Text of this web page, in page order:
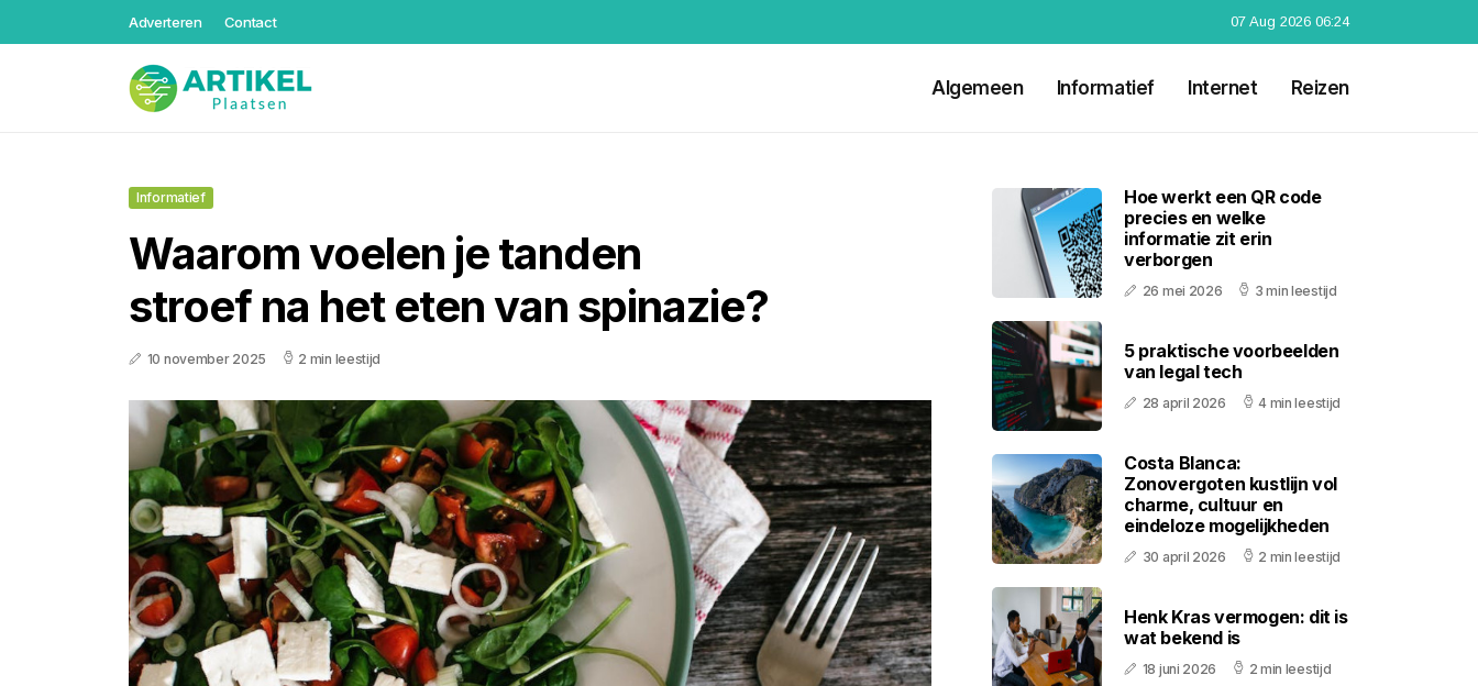
Adverteren Contact 07 Aug 2026 06:24
Algemeen Informatief Internet Reizen
Informatief
Waarom voelen je tanden
stroef na het eten van spinazie?
10 november 2025 2 min leestijd
Hoe werkt een QR code
precies en welke
informatie zit erin
verborgen
26 mei 2026 3 min leestijd
5 praktische voorbeelden
van legal tech
28 april 2026 4 min leestijd
Costa Blanca:
Zonovergoten kustlijn vol
charme, cultuur en
eindeloze mogelijkheden
30 april 2026 2 min leestijd
Henk Kras vermogen: dit is
wat bekend is
18 juni 2026 2 min leestijd